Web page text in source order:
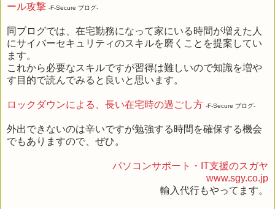
ール攻撃 -F-Secure ブログ-
同ブログでは、在宅勤務になって家にいる時間が増えた人
にサイバーセキュリティのスキルを磨くことを提案してい
ます。
これから必要なスキルですが習得は難しいので知識を増や
す目的で読んでみると良いと思います。
ロックダウンによる、長い在宅時の過ごし方 -F-Secure ブログ-
外出できないのは辛いですが勉強する時間を確保する機会
でもありますので、ぜひ。
パソコンサポート・IT支援のスガヤ
www.sgy.co.jp
輸入代行もやってます。